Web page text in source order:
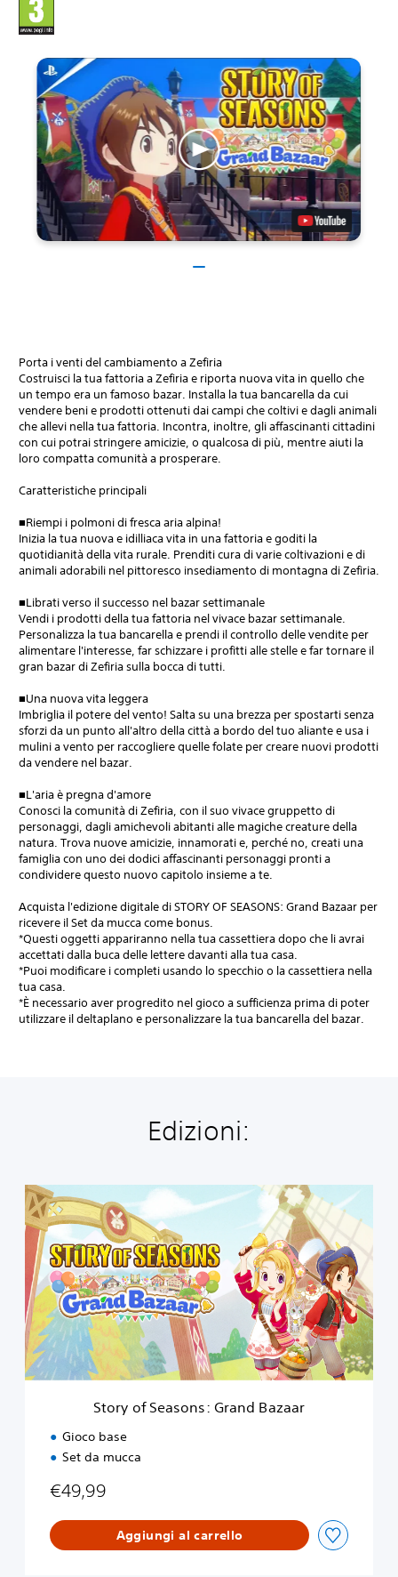
Porta i venti del cambiamento a Zefiria
Costruisci la tua fattoria a Zefiria e riporta nuova vita in quello che
un tempo era un famoso bazar. Installa la tua bancarella da cui
vendere beni e prodotti ottenuti dai campi che coltivi e dagli animali
che allevi nella tua fattoria. Incontra, inoltre, gli affascinanti cittadini
con cui potrai stringere amicizie, o qualcosa di più, mentre aiuti la
loro compatta comunità a prosperare.
Caratteristiche principali
■Riempi i polmoni di fresca aria alpina!
Inizia la tua nuova e idilliaca vita in una fattoria e goditi la
quotidianità della vita rurale. Prenditi cura di varie coltivazioni e di
animali adorabili nel pittoresco insediamento di montagna di Zefiria.
■Librati verso il successo nel bazar settimanale
Vendi i prodotti della tua fattoria nel vivace bazar settimanale.
Personalizza la tua bancarella e prendi il controllo delle vendite per
alimentare l'interesse, far schizzare i profitti alle stelle e far tornare il
gran bazar di Zefiria sulla bocca di tutti.
■Una nuova vita leggera
Imbriglia il potere del vento! Salta su una brezza per spostarti senza
sforzi da un punto all'altro della città a bordo del tuo aliante e usa i
mulini a vento per raccogliere quelle folate per creare nuovi prodotti
da vendere nel bazar.
■L'aria è pregna d'amore
Conosci la comunità di Zefiria, con il suo vivace gruppetto di
personaggi, dagli amichevoli abitanti alle magiche creature della
natura. Trova nuove amicizie, innamorati e, perché no, creati una
famiglia con uno dei dodici affascinanti personaggi pronti a
condividere questo nuovo capitolo insieme a te.
Acquista l'edizione digitale di STORY OF SEASONS: Grand Bazaar per
ricevere il Set da mucca come bonus.
*Questi oggetti appariranno nella tua cassettiera dopo che li avrai
accettati dalla buca delle lettere davanti alla tua casa.
*Puoi modificare i completi usando lo specchio o la cassettiera nella
tua casa.
*È necessario aver progredito nel gioco a sufficienza prima di poter
utilizzare il deltaplano e personalizzare la tua bancarella del bazar.
Edizioni:
S
t
o
S
e
a
s
o
Story of Seasons: Grand Bazaar
Gioco base
Set da mucca
€49,99
Aggiungi al carrello